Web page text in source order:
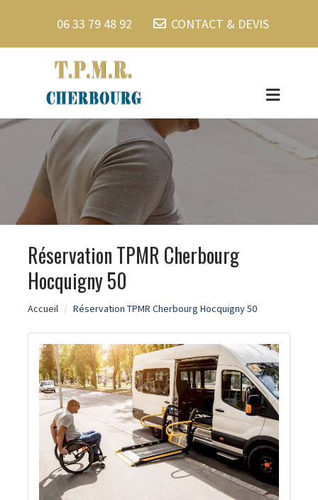
06 33 79 48 92 CONTACT & DEVIS
Réservation TPMR Cherbourg
Hocquigny 50
Accueil Réservation TPMR Cherbourg Hocquigny 50